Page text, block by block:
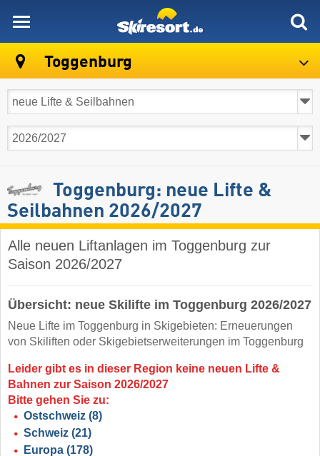
Toggenburg
Toggenburg: neue Lifte &
Seilbahnen 2026/2027
Alle neuen Liftanlagen im Toggenburg zur
Saison 2026/2027
Übersicht: neue Skilifte im Toggenburg 2026/2027
Neue Lifte im Toggenburg in Skigebieten: Erneuerungen
von Skiliften oder Skigebietserweiterungen im Toggenburg
Leider gibt es in dieser Region keine neuen Lifte &
Bahnen zur Saison 2026/2027
Bitte gehen Sie zu:
Ostschweiz (8)
Schweiz (21)
Europa (178)